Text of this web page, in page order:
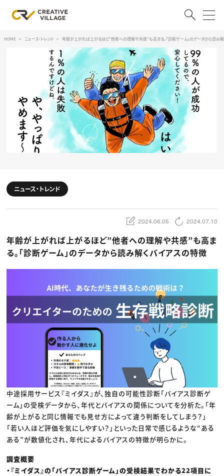
ログイン 会員登録
RECRUIT
クリエイター求人を探す
CREATIVE JOB求人検索
特集求人
採用説明会
スキルアップしたい！
デザイン
編集・ライティング
マーケティング
ディレクション
業界解説・キャリア事情
お役立ち基礎知識
TOP Creator’s コラム
Webクリエイター
アプリクリエイター
ゲームクリエイター
映像クリエイター
マーケッター
C＆R Magazine
セミナー
映像
広告
出版
CREATIVE VILLAGEからのお知らせ
プロフェッショナル×つながる×メディア
HOME ニュース・トレンド 年齢が上がれば上がるほど”他者への理解や共感”も高まる。「診断ゲーム」のデータから読み
ニュース・トレンド
2024.06.05 2024.07.10
年齢が上がれば上がるほど”他者への理解や共感”も高ま
る。「診断ゲーム」のデータから読み解くバイアスの特徴
中途採用サービス『ミイダス』が、独自の可能性診断「バイアス診断ゲ
ーム」の受検データから、年代とバイアスの関係についてを分析た。「年
齢が上がると同じ情報でも見せ方によって違う判断をしてしまう？」
「若い人ほど評価を気にしやすい？」といった日常で感じるような“ある
ある”が数値化され、年代によるバイアスの特徴が明らかに。
調査概要
・『ミイダス』の「バイアス診断ゲーム」の受検結果でわかる22項目に